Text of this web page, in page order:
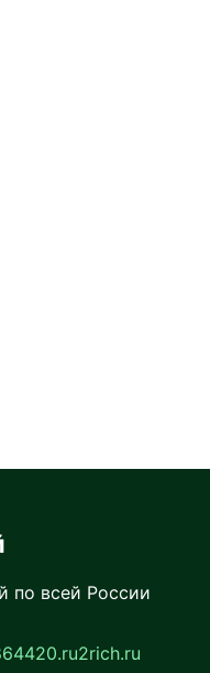
по всей России
2rich.ru